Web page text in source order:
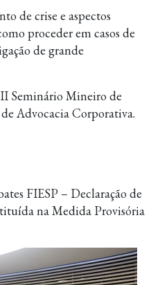
de crise e aspectos
proceder em casos de
de grande
Seminário Mineiro de
Advocacia Corporativa.
FIESP – Declaração de
na Medida Provisória